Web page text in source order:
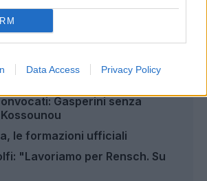
Data Access Privacy Policy
Fantacalcio.it
Gasperini senza
le formazioni ufficiali
"Lavoriamo per Rensch. Su